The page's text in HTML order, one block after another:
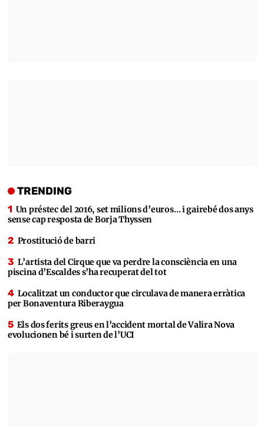
TRENDING
Un préstec del 2016, set milions d’euros… i gairebé dos anys
sense cap resposta de Borja Thyssen
Prostitució de barri
L’artista del Cirque que va perdre la consciència en una
piscina d’Escaldes s’ha recuperat del tot
Localitzat un conductor que circulava de manera erràtica
per Bonaventura Riberaygua
Els dos ferits greus en l’accident mortal de Valira Nova
evolucionen bé i surten de l’UCI